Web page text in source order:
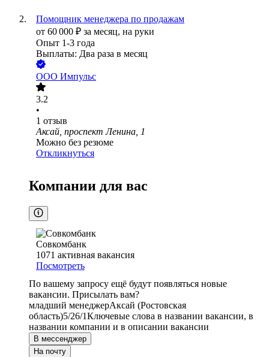
Помощник менеджера по продажам
от 60 000 ₽ за месяц, на руки
Опыт 1-3 года
Выплаты: Два раза в месяц
ООО Импульс
3.2
•
1 отзыв
Аксай, проспект Ленина, 1
Можно без резюме
Откликнуться
Компании для вас
Совкомбанк
1071 активная вакансия
Посмотреть
По вашему запросу ещё будут появляться новые
вакансии. Присылать вам?
младший менеджерАксай (Ростовская
область)5/26/1Ключевые слова в названии вакансии, в
названии компании и в описании вакансии
В мессенджер
На почту